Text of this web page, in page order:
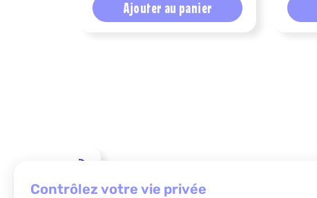
Ajouter au panier
rubenal
contrôlez votre vie privée